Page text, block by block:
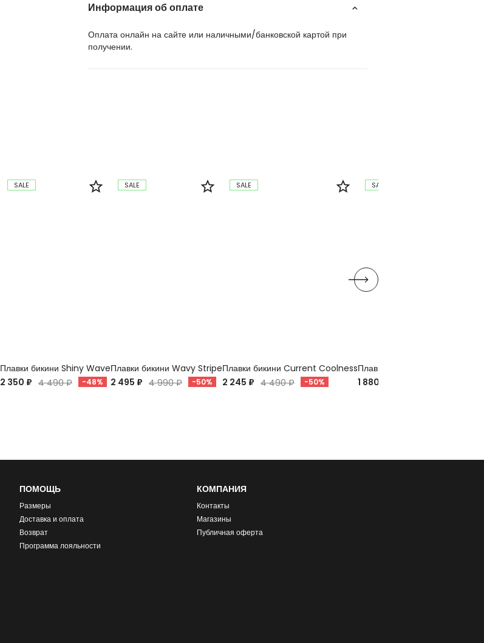
Информация об оплате
Оплата онлайн на сайте или наличными/банковской картой при
получении.
SALE
Плавки бикини Shiny Wave
2 350 ₽ 4 490 ₽ -48%
SALE
Плавки бикини Wavy Stripe
2 495 ₽ 4 990 ₽ -50%
SALE
Плавки бикини Current Coolness
2 245 ₽ 4 490 ₽ -50%
SALE
Плавки бикини Printed Beach
1 880 ₽
ПОМОЩЬ
Размеры
Доставка и оплата
Возврат
Программа лояльности
КОМПАНИЯ
Контакты
Магазины
Публичная оферта